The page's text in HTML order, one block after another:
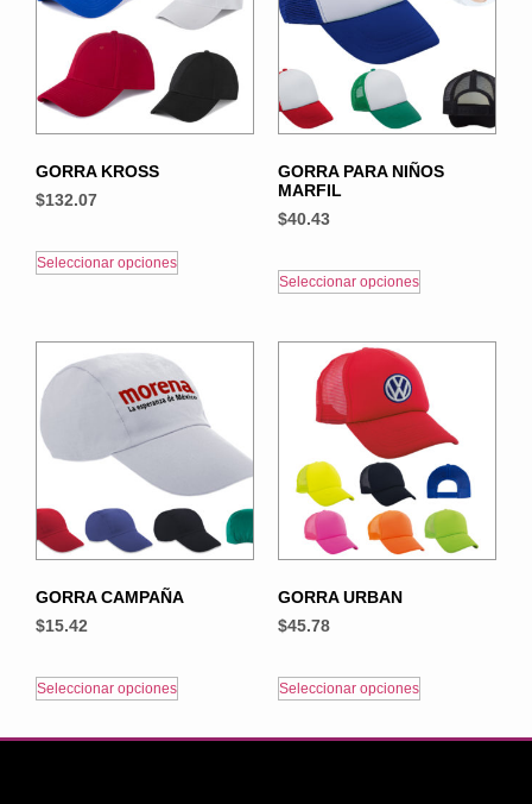
GORRA KROSS
$132.07
Seleccionar opciones
GORRA PARA NIÑOS
MARFIL
$40.43
Seleccionar opciones
GORRA CAMPAÑA
$15.42
Seleccionar opciones
GORRA URBAN
$45.78
Seleccionar opciones